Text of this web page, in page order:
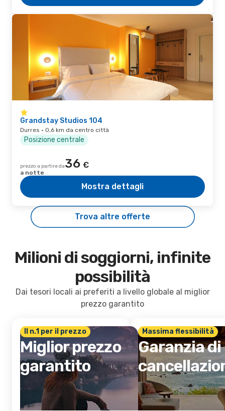
Grandstay Studios 104
Durres · 0,6 km da centro città
Posizione centrale
prezzo a partire da36 €
a notte
Mostra dettagli
Trova altre offerte
Milioni di soggiorni, infinite
possibilità
Dai tesori locali ai preferiti a livello globale al miglior
prezzo garantito
Il n.1 per il prezzo
Miglior prezzo
garantito
Massima flessibilità
Garanzia di